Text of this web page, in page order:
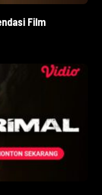
Film